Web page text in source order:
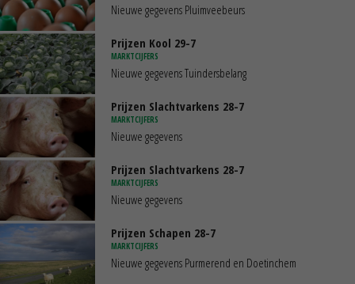
Nieuwe gegevens Pluimveebeurs
Prijzen Kool 29-7
MARKTCIJFERS
Nieuwe gegevens Tuindersbelang
Prijzen Slachtvarkens 28-7
MARKTCIJFERS
Nieuwe gegevens
Prijzen Slachtvarkens 28-7
MARKTCIJFERS
Nieuwe gegevens
Prijzen Schapen 28-7
MARKTCIJFERS
Nieuwe gegevens Purmerend en Doetinchem